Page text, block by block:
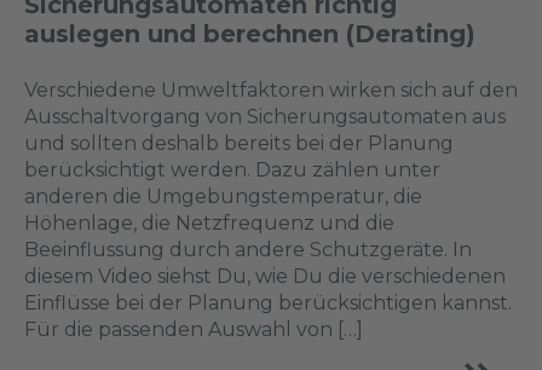
auslegen und berechnen (Derating)
Verschiedene Umweltfaktoren wirken sich auf den
Ausschaltvorgang von Sicherungsautomaten aus
und sollten deshalb bereits bei der Planung
berücksichtigt werden. Dazu zählen unter
anderen die Umgebungstemperatur, die
Höhenlage, die Netzfrequenz und die
Beeinflussung durch andere Schutzgeräte. In
diesem Video siehst Du, wie Du die verschiedenen
Einflüsse bei der Planung berücksichtigen kannst.
Für die passenden Auswahl von […]